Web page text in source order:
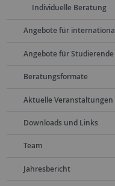
Individuelle Beratung
Angebote für
Angebote für
Beratungsformate
Aktuelle Veranstaltungen
Downloads und Links
Team
Jahresbericht